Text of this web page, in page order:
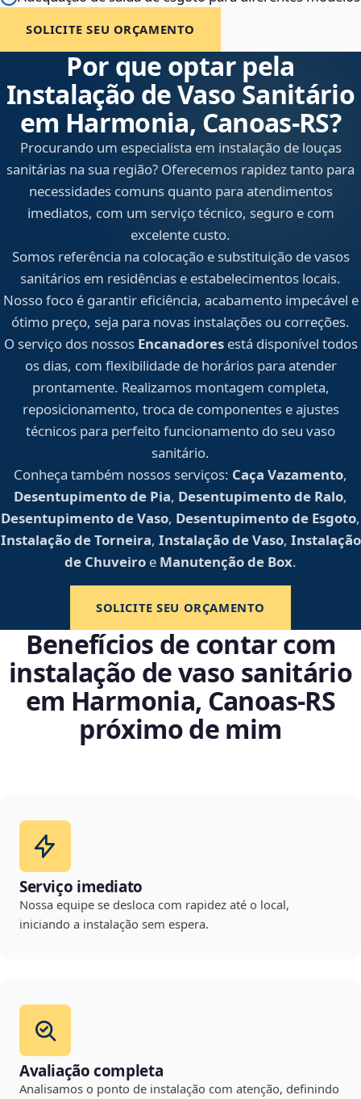
SOLICITE SEU ORÇAMENTO
Por que optar pela
Instalação de Vaso Sanitário
em Harmonia, Canoas‑RS?
Procurando um especialista em instalação de louças
sanitárias na sua região? Oferecemos rapidez tanto para
necessidades comuns quanto para atendimentos
imediatos, com um serviço técnico, seguro e com
excelente custo.
Somos referência na colocação e substituição de vasos
sanitários em residências e estabelecimentos locais.
Nosso foco é garantir eficiência, acabamento impecável e
ótimo preço, seja para novas instalações ou correções.
O serviço dos nossos Encanadoresestá disponível todos
os dias, com flexibilidade de horários para atender
prontamente. Realizamos montagem completa,
reposicionamento, troca de componentes e ajustes
técnicos para perfeito funcionamento do seu vaso
sanitário.
Conheça também nossos serviços: Caça Vazamento,
Desentupimento de Pia, Desentupimento de Ralo,
Desentupimento de Vaso, Desentupimento de Esgoto,
Instalação de Torneira, Instalação de Vaso, Instalação
de Chuveiro e Manutenção de Box.
SOLICITE SEU ORÇAMENTO
Benefícios de contar com
instalação de vaso sanitário
em Harmonia, Canoas‑RS
próximo de mim
Serviço imediato
Nossa equipe se desloca com rapidez até o local,
iniciando a instalação sem espera.
Avaliação completa
Analisamos o ponto de instalação com atenção, definindo